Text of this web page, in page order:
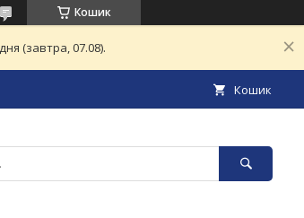
Кошик
(завтра, 07.08).
Кошик